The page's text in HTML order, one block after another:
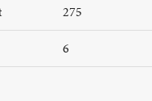
275
6